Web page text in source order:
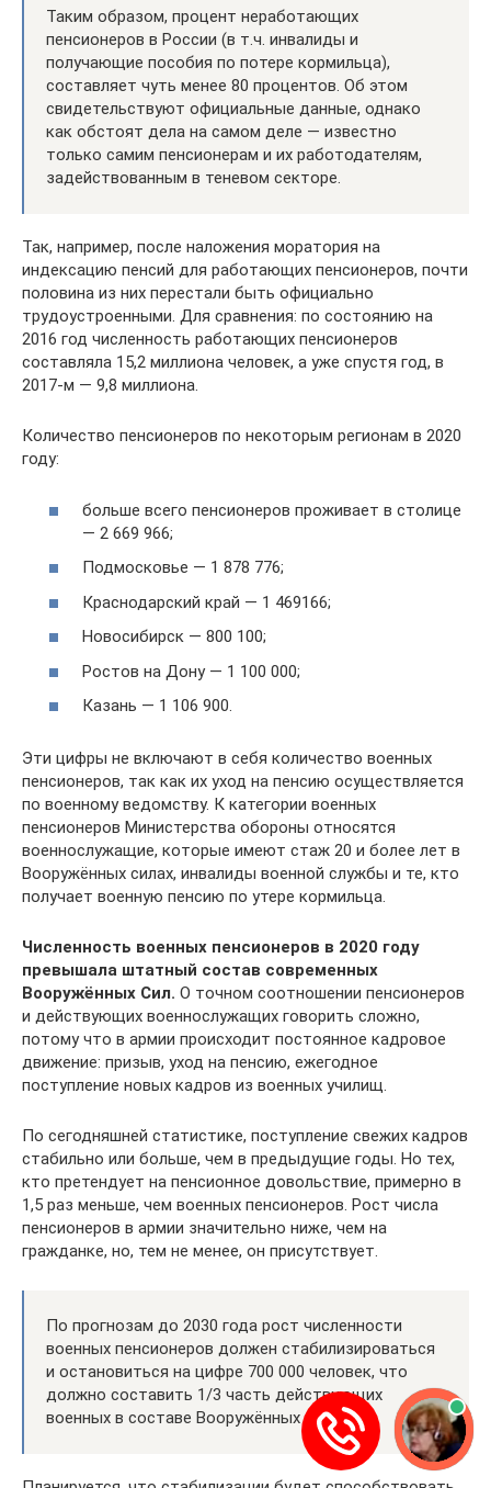
Таким образом, процент неработающих
пенсионеров в России (в т.ч. инвалиды и
получающие пособия по потере кормильца),
составляет чуть менее 80 процентов. Об этом
свидетельствуют официальные данные, однако
как обстоят дела на самом деле — известно
только самим пенсионерам и их работодателям,
задействованным в теневом секторе.
Так, например, после наложения моратория на
индексацию пенсий для работающих пенсионеров, почти
половина из них перестали быть официально
трудоустроенными. Для сравнения: по состоянию на
2016 год численность работающих пенсионеров
составляла 15,2 миллиона человек, а уже спустя год, в
2017-м — 9,8 миллиона.
Количество пенсионеров по некоторым регионам в 2020
году:
больше всего пенсионеров проживает в столице
— 2 669 966;
Подмосковье — 1 878 776;
Краснодарский край — 1 469166;
Новосибирск — 800 100;
Ростов на Дону — 1 100 000;
Казань — 1 106 900.
Эти цифры не включают в себя количество военных
пенсионеров, так как их уход на пенсию осуществляется
по военному ведомству. К категории военных
пенсионеров Министерства обороны относятся
военнослужащие, которые имеют стаж 20 и более лет в
Вооружённых силах, инвалиды военной службы и те, кто
получает военную пенсию по утере кормильца.
Численность военных пенсионеров в 2020 году
превышала штатный состав современных
Вооружённых Сил. О точном соотношении пенсионеров
и действующих военнослужащих говорить сложно,
потому что в армии происходит постоянное кадровое
движение: призыв, уход на пенсию, ежегодное
поступление новых кадров из военных училищ.
По сегодняшней статистике, поступление свежих кадров
стабильно или больше, чем в предыдущие годы. Но тех,
кто претендует на пенсионное довольствие, примерно в
1,5 раз меньше, чем военных пенсионеров. Рост числа
пенсионеров в армии значительно ниже, чем на
гражданке, но, тем не менее, он присутствует.
По прогнозам до 2030 года рост численности
военных пенсионеров должен стабилизироваться
и остановиться на цифре 700 000 человек, что
должно составить 1/3 часть действующих
военных в составе Вооружённых Сил.